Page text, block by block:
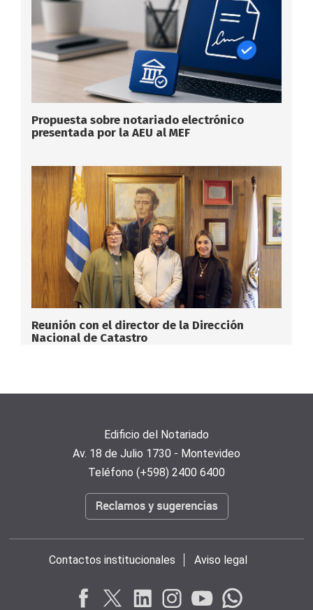
Propuesta sobre notariado electrónico
presentada por la AEU al MEF
Reunión con el director de la Dirección
Nacional de Catastro
Edificio del Notariado
Av. 18 de Julio 1730 - Montevideo
Teléfono (+598) 2400 6400
Contactos institucionales Aviso legal